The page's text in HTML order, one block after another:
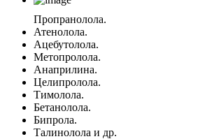
Пропранолола.
Атенолола.
Ацебутолола.
Метопролола.
Анаприлина.
Целипролола.
Тимолола.
Бетанолола.
Бипрола.
Талинолола и др.